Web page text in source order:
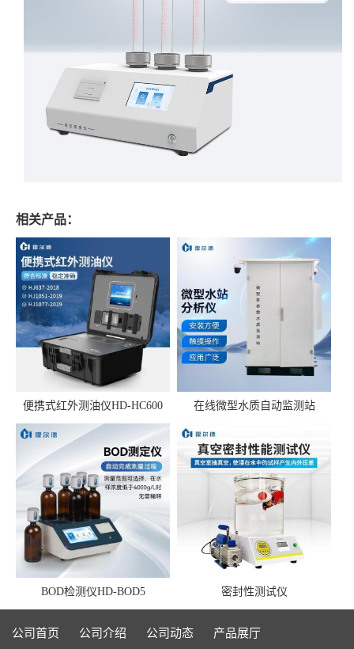
相关产品：
便携式红外测油仪HD-HC600 在线微型水质自动监测站
BOD检测仪HD-BOD5 密封性测试仪
公司首页 公司介绍 公司动态 产品展厅